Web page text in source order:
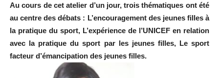
Au cours de cet atelier d’un jour, trois thématiques ont été
au centre des débats : L’encouragement des jeunes filles à
la pratique du sport, L’expérience de l’UNICEF en relation
avec la pratique du sport par les jeunes filles, Le sport
facteur d’émancipation des jeunes filles.